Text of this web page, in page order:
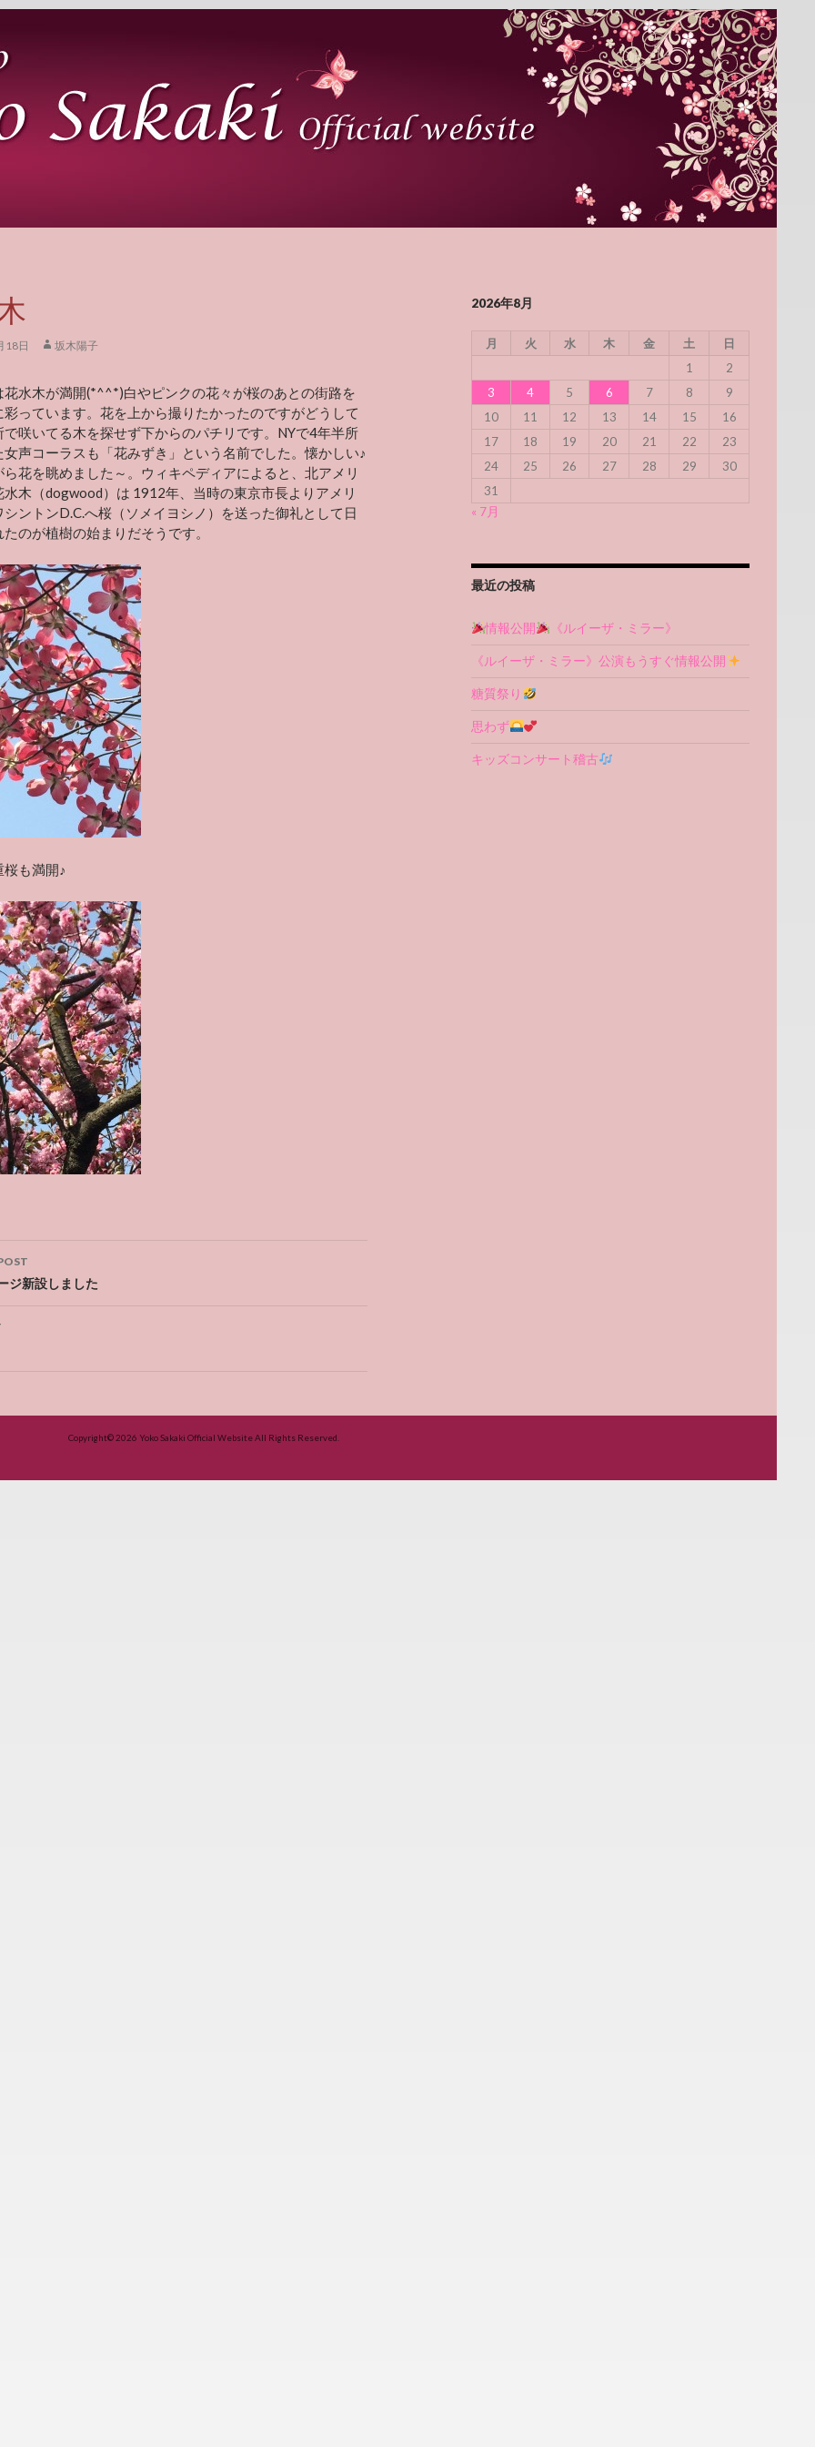
18日 坂木陽子
花水木が満開(*^^*)白やピンクの花々が桜のあとの街路を
彩っています。花を上から撮りたかったのですがどうして
で咲いてる木を探せず下からのパチリです。NYで4年半所
女声コーラスも「花みずき」という名前でした。懐かしい♪
花を眺めました～。ウィキペディアによると、北アメリ
水木（dogwood）は 1912年、当時の東京市長よりアメリ
ントンD.C.へ桜（ソメイヨシノ）を送った御礼として日
のが植樹の始まりだそうです。
も満開♪
ジ新設しました
2026年8月
月 火 水 木 金 土
日
1
2
3
4 5 6 7 8
9
10
11 12 13 14 15
16
17
18 19 20 21 22
23
24
25 26 27 28 29
30
31
« 7月
最近の投稿
情報公開 《ルイーザ・ミラー》
《ルイーザ・ミラー》公演もうすぐ情報公開
糖質祭り
思わず
キッズコンサート稽古
Copyright© 2026 Yoko Sakaki Official WebsiteAll Rights Reserved.